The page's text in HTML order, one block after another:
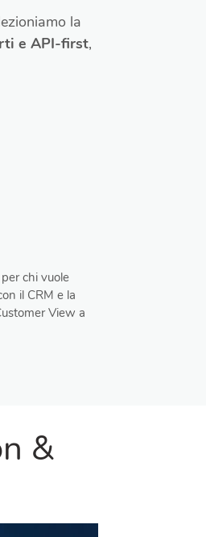
la
e API-first,
chi vuole
il CRM e la
View a
&